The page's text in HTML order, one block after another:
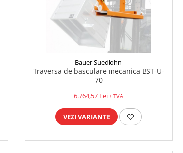
Bauer Suedlohn
Traversa de basculare mecanica BST-U-
70
6.764,57 Lei + TVA
VEZI VARIANTE